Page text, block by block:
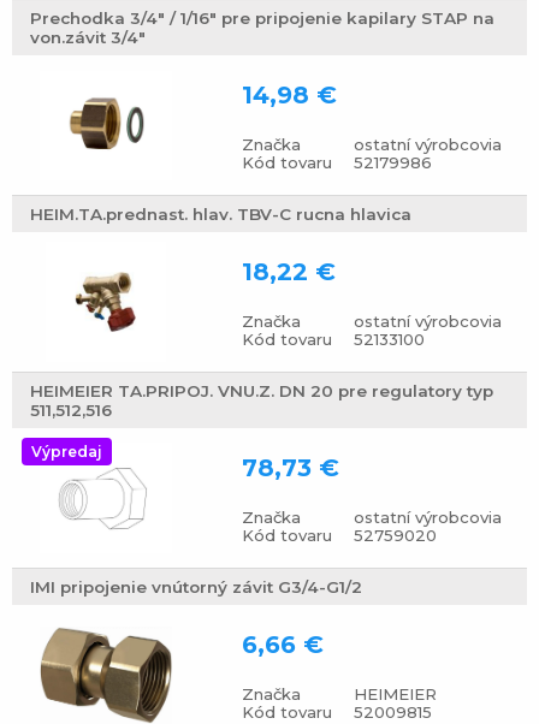
Prechodka 3/4" / 1/16" pre pripojenie kapilary STAP na
von.závit 3/4"
Značka
ostatní výrobcovia
Kód tovaru
52179986
14,98 €
HEIM.TA.prednast. hlav. TBV-C rucna hlavica
Značka
ostatní výrobcovia
Kód tovaru
52133100
18,22 €
HEIMEIER TA.PRIPOJ. VNU.Z. DN 20 pre regulatory typ
511,512,516
Výpredaj
Značka
ostatní výrobcovia
Kód tovaru
52759020
78,73 €
IMI pripojenie vnútorný závit G3/4-G1/2
Značka
HEIMEIER
Kód tovaru
52009815
6,66 €